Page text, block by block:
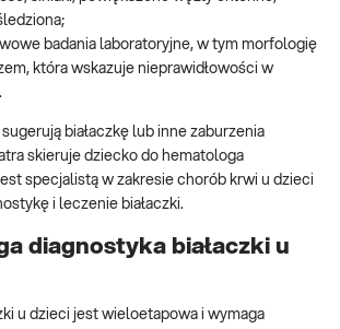
badania laboratoryjne, w tym morfologię
która wskazuje nieprawidłowości w
białaczkę lub inne zaburzenia
skieruje dziecko do hematologa
specjalistą w zakresie chorób krwi u dzieci
i leczenie białaczki.
diagnostyka białaczki u
u dzieci jest wieloetapowa i wymaga